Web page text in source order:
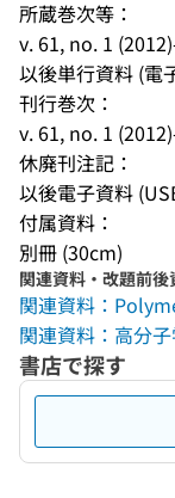
所蔵巻次等：
v. 61, no. 1
以後単行資料 (電
刊行巻次：
v. 61, no. 1
休廃刊注記：
以後電子資料
付属資料：
別冊 (30cm)
関連資料・改題前後
関連資料：
関連資料：高分
書店で探す